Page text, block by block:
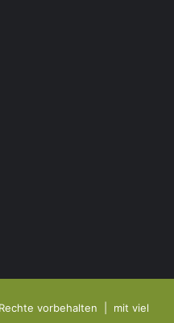
vorbehalten | mit viel